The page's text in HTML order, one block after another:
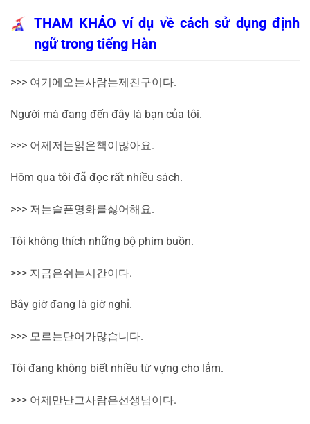
THAM KHẢO ví dụ về cách sử dụng định
ngữ trong tiếng Hàn
>>> 여기에오는사람는제친구이다.
Người mà đang đến đây là bạn của tôi.
>>> 어제 저는읽은책이 많아요.
Hôm qua tôi đã đọc rất nhiều sách.
>>> 저는슬픈영화를싫어해요.
Tôi không thích những bộ phim buồn.
>>> 지금은쉬는시간이다.
Bây giờ đang là giờ nghỉ.
>>> 모르는단어가많습니다.
Tôi đang không biết nhiều từ vựng cho lắm.
>>> 어제만난그사람은선생님이다.